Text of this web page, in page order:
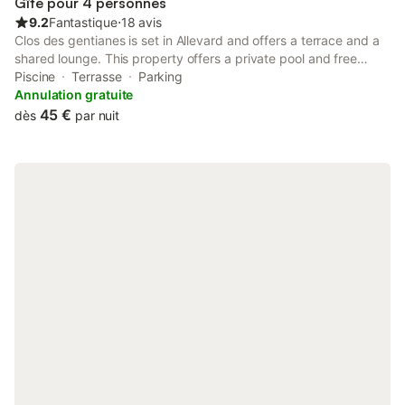
9.2Fantastique⋅18 avis
Clos des gentianes is set in Allevard and offers a terrace and a
shared lounge. This property offers a private pool and free
private parking. The property is non-smoking and is located 50
km from Fountain of Elephants.
Piscine Terrasse
Parking
Annulation gratuite
dès 45 € par nuit